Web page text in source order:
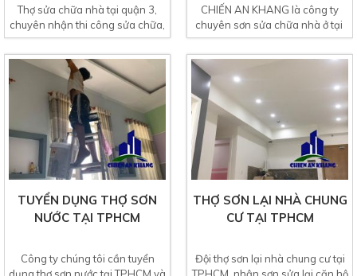
Thợ sửa chữa nhà tại quận 3,
chuyên nhận thi công sửa chữa,
cải tạo nhà ở lâu...
CHIẾN AN KHANG là công ty
chuyên sơn sửa chữa nhà ở tại
TPHCM, sơn sửa chữa nhà...
TUYỂN DỤNG THỢ SƠN
NƯỚC TẠI TPHCM
Công ty chúng tôi cần tuyển
THỢ SƠN LẠI NHÀ CHUNG
CƯ TẠI TPHCM
Đội thợ sơn lại nhà chung cư tại